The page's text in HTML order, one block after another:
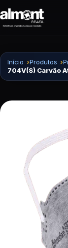
Início Produtos
704V(S) Carvão